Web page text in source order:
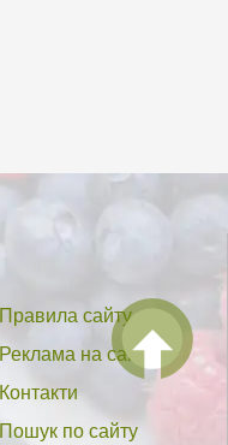
Правила сайту
Реклама на сайті
Контакти
Пошук по сайту